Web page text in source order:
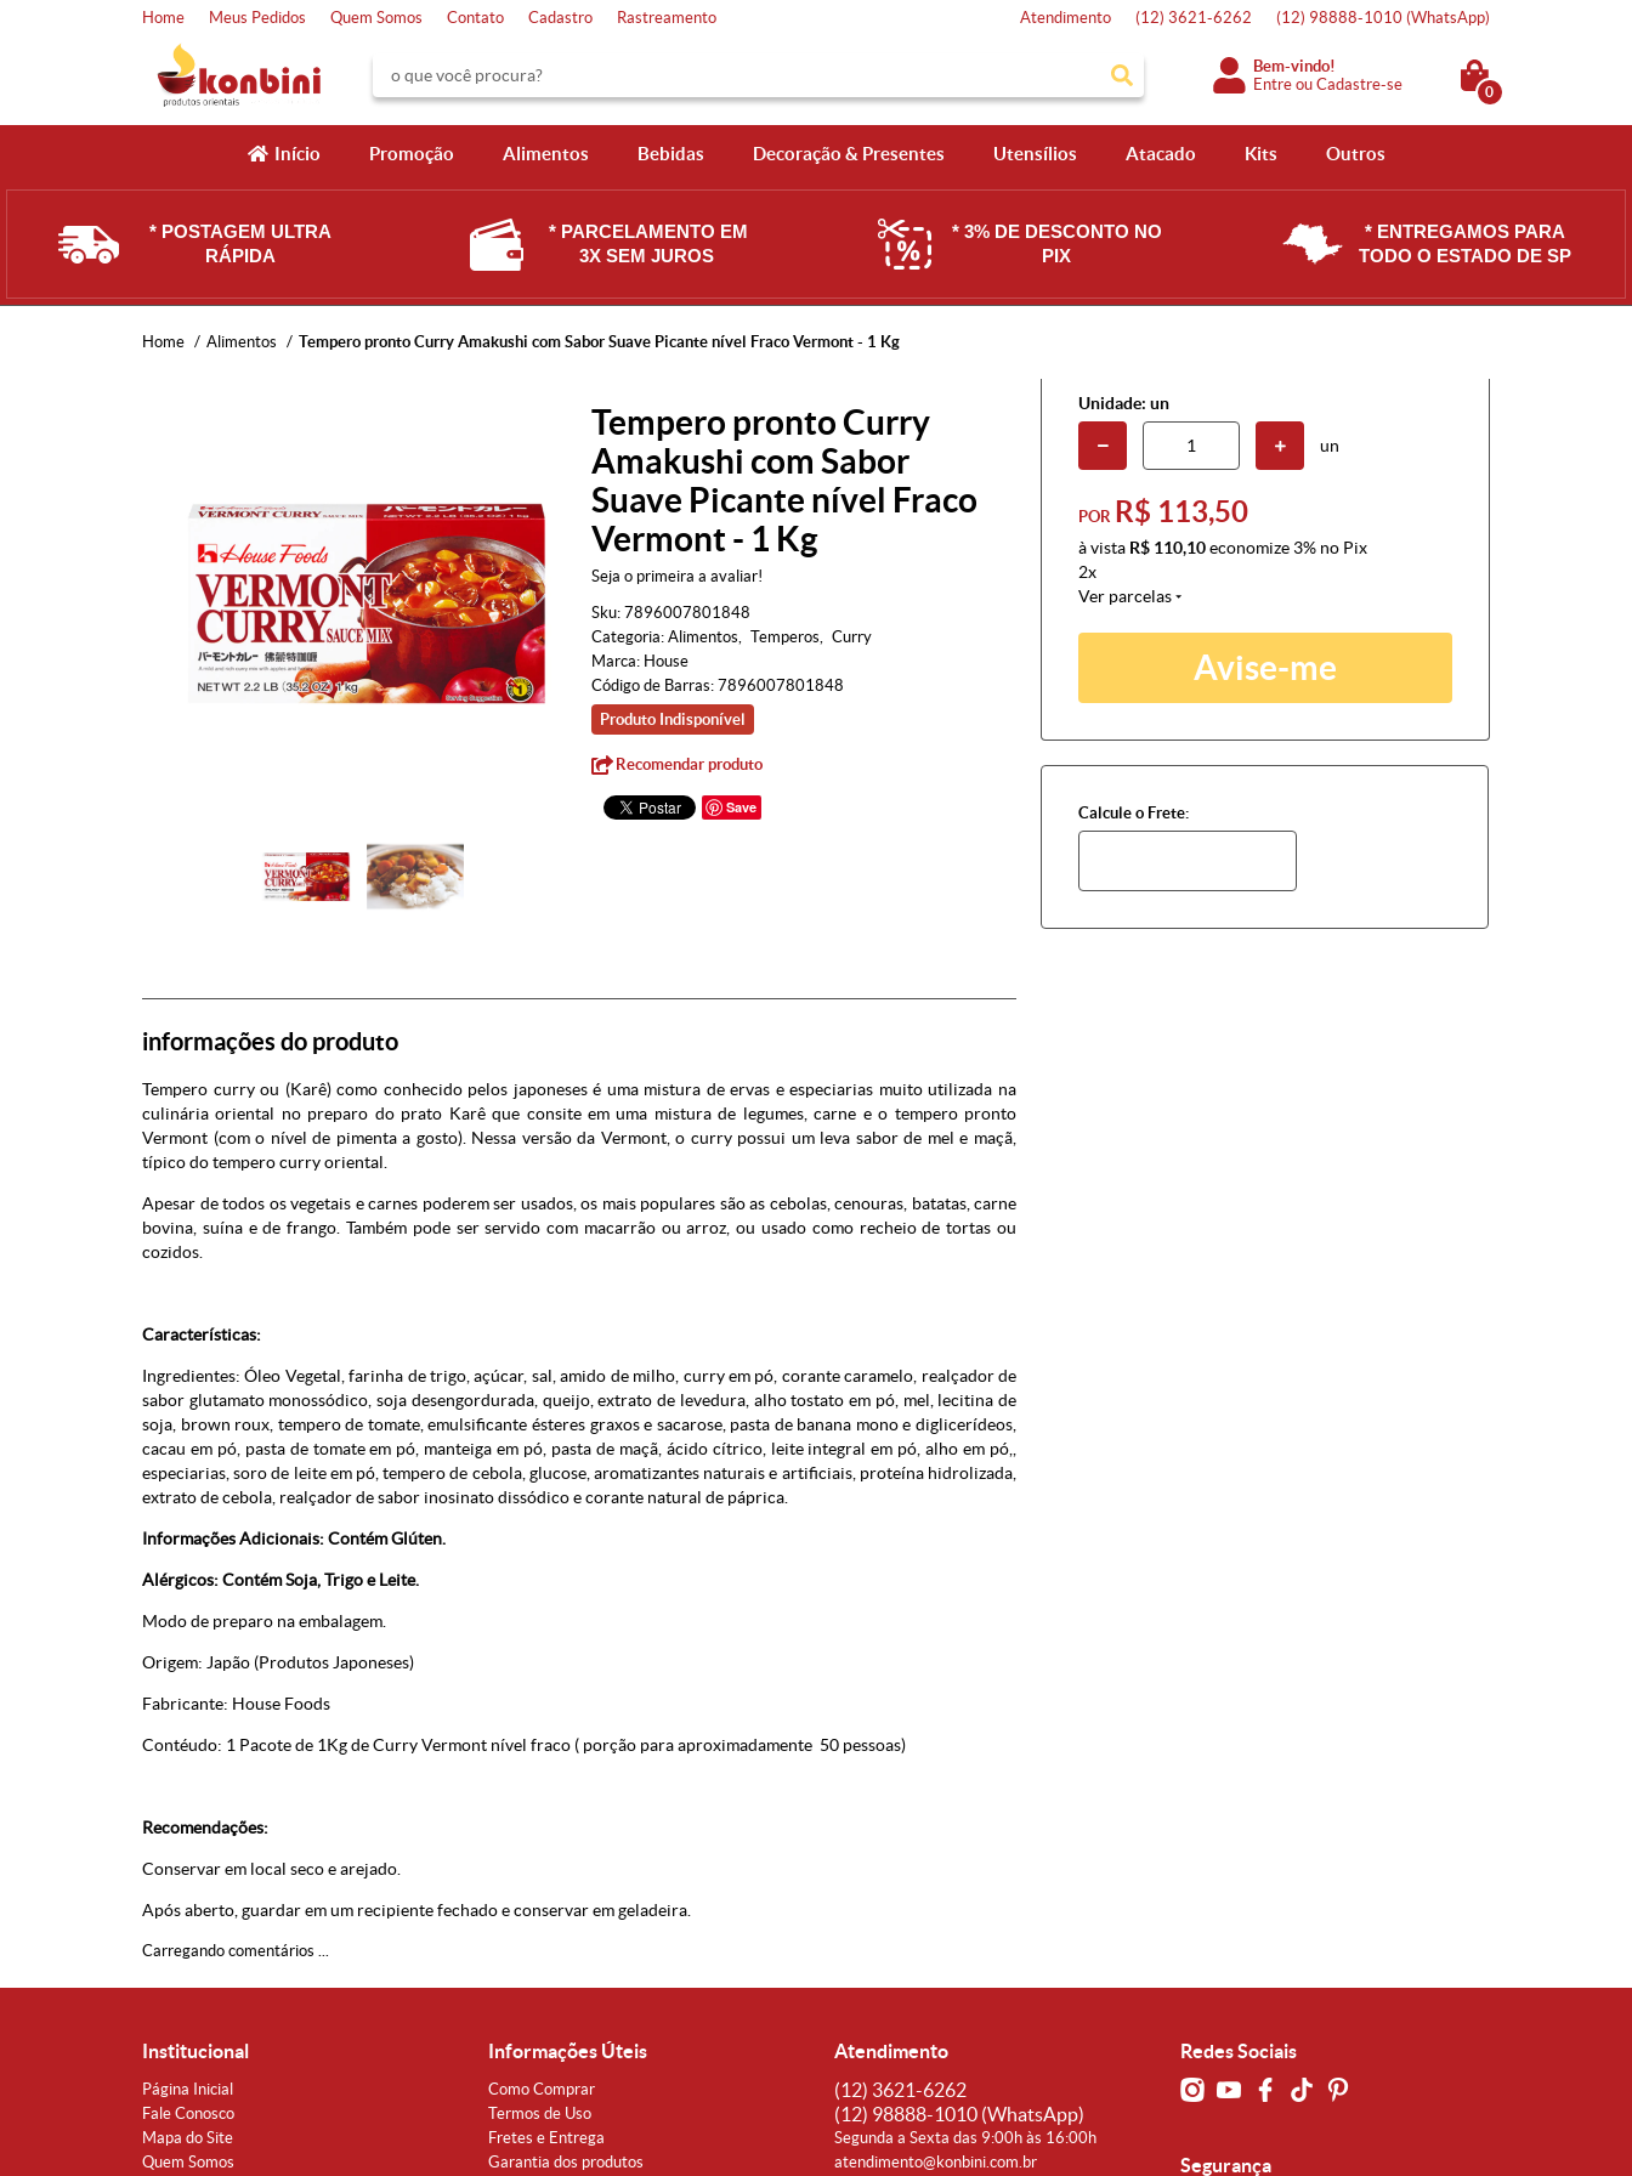
Home Meus Pedidos Quem Somos Contato Cadastro Rastreamento Atendimento (12) 3621-6262 (12) 98888-1010 (WhatsApp)
Bem-vindo!
Entre ouCadastre-se 0
Início Promoção Alimentos Bebidas Decoração & Presentes Utensílios Atacado Kits Outros
* POSTAGEM ULTRA
RÁPIDA
* PARCELAMENTO EM
3X SEM JUROS
* 3% DE DESCONTO NO
PIX
* ENTREGAMOS PARA
TODO O ESTADO DE SP
Home Alimentos Tempero pronto Curry Amakushi com Sabor Suave Picante nível Fraco Vermont - 1 Kg
Tempero pronto Curry
Amakushi com Sabor
Suave Picante nível Fraco
Vermont - 1 Kg
Seja o primeira a avaliar!
Sku: 7896007801848
Categoria: Alimentos Temperos
Curry
Marca: House
Código de Barras: 7896007801848
Produto Indisponível
Recomendar produto
Save
Unidade: un
un
POR R$ 113,50
à vista R$ 110,10economize 3% no Pix
2x
Ver parcelas
Avise-me
Calcule o Frete:
informações do produto
Tempero curry ou (Karê) como conhecido pelos japoneses é uma mistura de ervas e especiarias muito utilizada na
culinária oriental no preparo do prato Karê que consite em uma mistura de legumes, carne e o tempero pronto
Vermont (com o nível de pimenta a gosto). Nessa versão da Vermont, o curry possui um leva sabor de mel e maçã,
típico do tempero curry oriental.
Apesar de todos os vegetais e carnes poderem ser usados, os mais populares são as cebolas, cenouras, batatas, carne
bovina, suína e de frango. Também pode ser servido com macarrão ou arroz, ou usado como recheio de tortas ou
cozidos.
Características:
Ingredientes: Óleo Vegetal, farinha de trigo, açúcar, sal, amido de milho, curry em pó, corante caramelo, realçador de
sabor glutamato monossódico, soja desengordurada, queijo, extrato de levedura, alho tostato em pó, mel, lecitina de
soja, brown roux, tempero de tomate, emulsificante ésteres graxos e sacarose, pasta de banana mono e diglicerídeos,
cacau em pó, pasta de tomate em pó, manteiga em pó, pasta de maçã, ácido cítrico, leite integral em pó, alho em pó,,
especiarias, soro de leite em pó, tempero de cebola, glucose, aromatizantes naturais e artificiais, proteína hidrolizada,
extrato de cebola, realçador de sabor inosinato dissódico e corante natural de páprica.
Informações Adicionais: Contém Glúten.
Alérgicos: Contém Soja, Trigo e Leite.
Modo de preparo na embalagem.
Origem: Japão (Produtos Japoneses)
Fabricante: House Foods
Contéudo: 1 Pacote de 1Kg de Curry Vermont nível fraco ( porção para aproximadamente 50 pessoas)
Recomendações:
Conservar em local seco e arejado.
Após aberto, guardar em um recipiente fechado e conservar em geladeira.
Carregando comentários ...
Institucional
Página Inicial
Fale Conosco
Mapa do Site
Quem Somos
Informações Úteis
Como Comprar
Termos de Uso
Fretes e Entrega
Garantia dos produtos
Atendimento
(12) 3621-6262
(12) 98888-1010 (WhatsApp)
Segunda a Sexta das 9:00h às 16:00h
atendimento@konbini.com.br
Redes Sociais
Segurança